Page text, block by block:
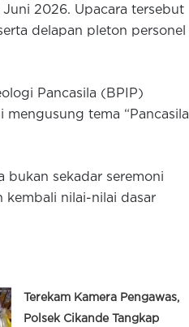
Juni 2026. Upacara tersebut
delapan pleton personel
Pancasila (BPIP)
mengusung tema “Pancasila
bukan sekadar seremoni
kembali nilai-nilai dasar
Terekam Kamera Pengawas,
Polsek Cikande Tangkap